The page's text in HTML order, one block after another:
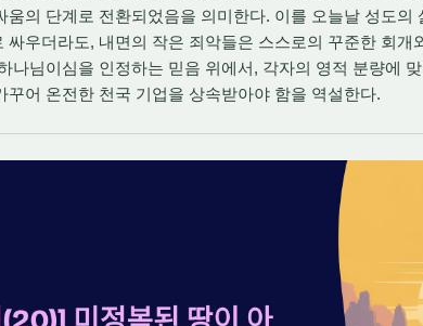
움의 단계로 전환되었음을 의미한다. 이를 오늘날 성도의
싸우더라도, 내면의 작은 죄악들은 스스로의 꾸준한 회개
나님이심을 인정하는 믿음 위에서, 각자의 영적 분량에
꾸어 온전한 천국 기업을 상속받아야 함을 역설한다.